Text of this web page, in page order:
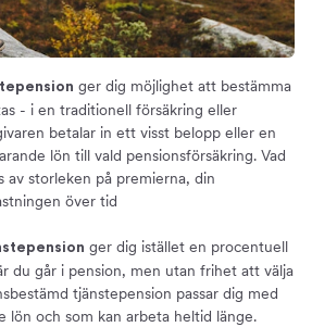
ger dig möjlighet att bestämma
- i en traditionell försäkring eller
betalar in ett visst belopp eller en
lön till vald pensionsförsäkring. Vad
storleken på premierna, din
över tid
ger dig istället en procentuell
du går i pension, men utan frihet att välja
tjänstepension passar dig med
lön och som kan arbeta heltid länge.